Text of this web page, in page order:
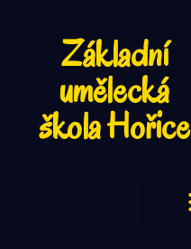
Základní
umělecká
škola Hořice